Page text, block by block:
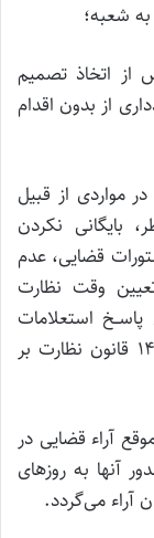
شعبه؛
از اتخاذ تصمیم
از بدون اقدام
مواردی از قبیل
بایگانی نکردن
قضایی، عدم
وقت نظارت
استعلامات
پیش از حلول وقت، در اجــرای بنــد ۴ ماده ۱۴ قانون نظارت بر
آراء قضایی در
آنها به روزهای
آراء می‌گردد.